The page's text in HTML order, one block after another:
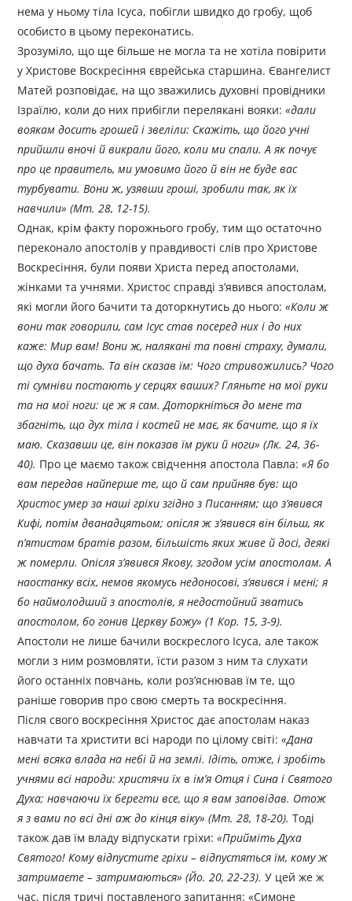
нема у ньому тіла Ісуса, побігли швидко до гробу, щоб
особисто в цьому переконатись.
Зрозуміло, що ще більше не могла та не хотіла повірити
у Христове Воскресіння єврейська старшина. Євангелист
Матей розповідає, на що зважились духовні провідники
Ізраїлю, коли до них прибігли перелякані вояки:«дали
воякам досить грошей і звеліли: Скажіть, що його учні
прийшли вночі й викрали його, коли ми спали. А як почує
про це правитель, ми умовимо його й він не буде вас
турбувати. Вони ж, узявши гроші, зробили так, як їх
навчили» (Мт. 28, 12-15).
Однак, крім факту порожнього гробу, тим що остаточно
переконало апостолів у правдивості слів про Христове
Воскресіння, були появи Христа перед апостолами,
жінками та учнями. Христос справді з’явився апостолам,
які могли його бачити та доторкнутись до нього:«Коли ж
вони так говорили, сам Ісус став посеред них і до них
каже: Мир вам! Вони ж, налякані та повні страху, думали,
що духа бачать. Та він сказав їм: Чого стривожились? Чого
ті сумніви постають у серцях ваших? Гляньте на мої руки
та на мої ноги: це ж я сам. Доторкніться до мене та
збагніть, що дух тіла і костей не має, як бачите, що я їх
маю. Сказавши це, він показав їм руки й ноги» (Лк. 24, 36-
40). Про це маємо також свідчення апостола Павла:«Я бо
вам передав найперше те, що й сам прийняв був: що
Христос умер за наші гріхи згідно з Писанням; що з’явився
Кифі, потім дванадцятьом; опісля ж з’явився він більш, як
п’ятистам братів разом, більшість яких живе й досі, деякі
ж померли. Опісля з’явився Якову, згодом усім апостолам. А
наостанку всіх, немов якомусь недоносові, з’явився і мені; я
бо наймолодший з апостолів, я недостойний зватись
апостолом, бо гонив Церкву Божу» (1 Кор. 15, 3-9).
Апостоли не лише бачили воскреслого Ісуса, але також
могли з ним розмовляти, їсти разом з ним та слухати
його останніх повчань, коли роз’яснював їм те, що
раніше говорив про свою смерть та воскресіння.
Після свого воскресіння Христос дає апостолам наказ
навчати та христити всі народи по цілому світі:«Дана
мені всяка влада на небі й на землі. Ідіть, отже, і зробіть
учнями всі народи: христячи їх в ім’я Отця і Сина і Святого
Духа; навчаючи їх берегти все, що я вам заповідав. Отож
я з вами по всі дні аж до кінця віку» (Мт. 28, 18-20).Тоді
також дав їм владу відпускати гріхи:«Прийміть Духа
Святого! Кому відпустите гріхи – відпустяться їм, кому ж
затримаєте – затримаються» (Йо. 20, 22-23).У цей же ж
час, після тричі поставленого запитання: «Симоне